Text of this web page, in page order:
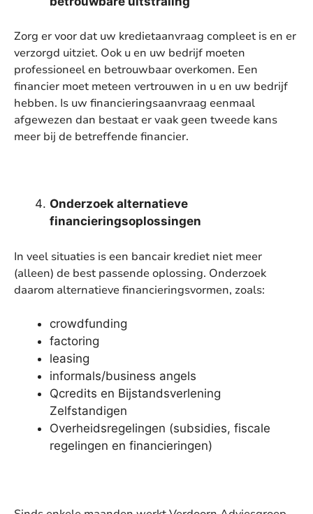
Zorg er voor dat uw kredietaanvraag compleet is en er
verzorgd uitziet. Ook u en uw bedrijf moeten
professioneel en betrouwbaar overkomen. Een
financier moet meteen vertrouwen in u en uw bedrijf
hebben. Is uw financieringsaanvraag eenmaal
afgewezen dan bestaat er vaak geen tweede kans
meer bij de betreffende financier.
Onderzoek alternatieve
financieringsoplossingen
In veel situaties is een bancair krediet niet meer
(alleen) de best passende oplossing. Onderzoek
daarom alternatieve financieringsvormen, zoals:
crowdfunding
factoring
leasing
informals/business angels
Qcredits en Bijstandsverlening
Zelfstandigen
Overheidsregelingen (subsidies, fiscale
regelingen en financieringen)